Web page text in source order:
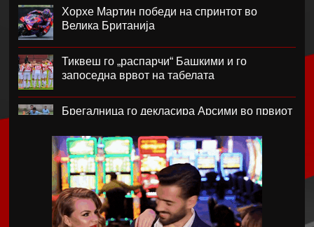
Хорхе Мартин победи на спринтот во
Велика Британија
Тиквеш го „распарчи“ Башкими и го
запоседна врвот на табелата
Брегалница го декласира Арсими во првиот
Катерина Ацевска светска вицешампионка
во џиу-џицу
Дарко Чурлинов го впиша првенецот за